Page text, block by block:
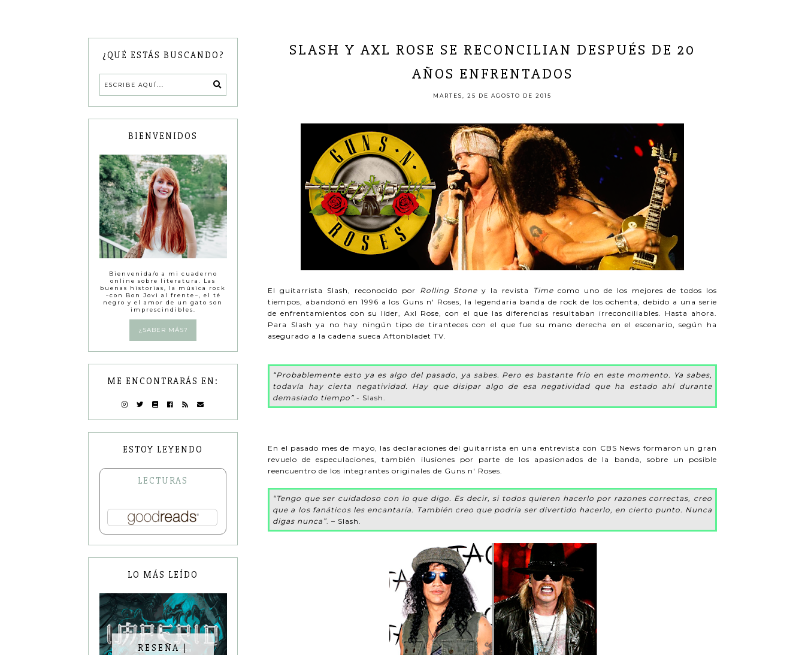
SLASH Y AXL ROSE SE RECONCILIAN DESPUÉS DE 20
AÑOS ENFRENTADOS
MARTES, 25 DE AGOSTO DE 2015
El guitarrista Slash, reconocido por Rolling Stone y la revista Time como uno de los mejores de todos los
tiempos, abandonó en 1996 a los Guns n' Roses, la legendaria banda de rock de los ochenta, debido a una serie
de enfrentamientos con su líder, Axl Rose, con el que las diferencias resultaban irreconciliables. Hasta ahora.
Para Slash ya no hay ningún tipo de tiranteces con el que fue su mano derecha en el escenario, según ha
asegurado a la cadena sueca Aftonbladet TV.
“Probablemente esto ya es algo del pasado, ya sabes. Pero es bastante frío en este momento. Ya sabes,
todavía hay cierta negatividad. Hay que disipar algo de esa negatividad que ha estado ahí durante
demasiado tiempo”.- Slash.
En el pasado mes de mayo, las declaraciones del guitarrista en una entrevista con CBS News formaron un gran
revuelo de especulaciones, también ilusiones por parte de los apasionados de la banda, sobre un posible
reencuentro de los integrantes originales de Guns n' Roses.
“Tengo que ser cuidadoso con lo que digo. Es decir, si todos quieren hacerlo por razones correctas, creo
que a los fanáticos les encantaría. También creo que podría ser divertido hacerlo, en cierto punto. Nunca
digas nunca”. – Slash.
¿QUÉ ESTÁS BUSCANDO?
BIENVENIDOS
Bienvenida/o a mi cuaderno
online sobre literatura. Las
buenas historias, la música rock
−con Bon Jovi al frente−, el té
negro y el amor de un gato son
imprescindibles.
¿SABER MÁS?
ME ENCONTRARÁS EN:
ESTOY LEYENDO
LECTURAS
LO MÁS LEÍDO
RESEÑA |